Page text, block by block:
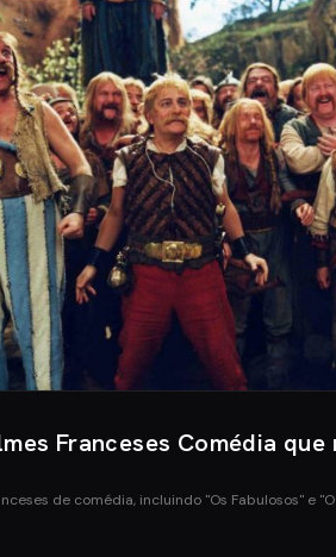
Franceses Comédia que
de comédia, incluindo "Os Fabulosos" e